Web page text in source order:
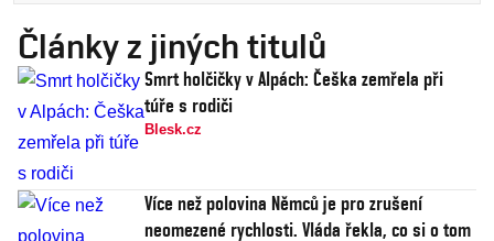
Články z jiných titulů
Smrt holčičky v Alpách: Češka zemřela při
túře s rodiči
Blesk.cz
Více než polovina Němců je pro zrušení
neomezené rychlosti. Vláda řekla, co si o tom